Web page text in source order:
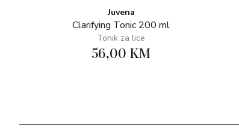
Juvena
Clarifying Tonic 200 ml
Tonik za lice
56,00 KM